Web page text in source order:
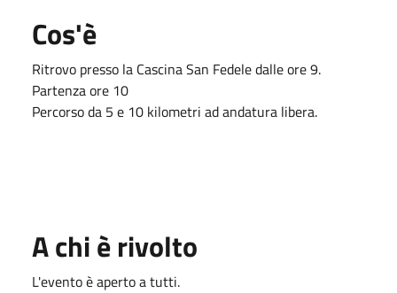
Cos'è
Ritrovo presso la Cascina San Fedele dalle ore 9.
Partenza ore 10
Percorso da 5 e 10 kilometri ad andatura libera.
A chi è rivolto
L'evento è aperto a tutti.